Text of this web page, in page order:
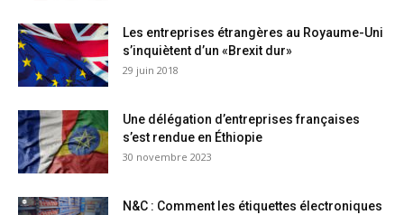
Les entreprises étrangères au Royaume-Uni
s’inquiètent d’un «Brexit dur»
29 juin 2018
Une délégation d’entreprises françaises
s’est rendue en Éthiopie
30 novembre 2023
N&C : Comment les étiquettes électroniques